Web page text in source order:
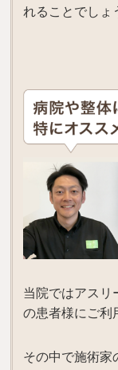
れることでしょ
当院ではアスリ
の患者様にご利
その中で施術家